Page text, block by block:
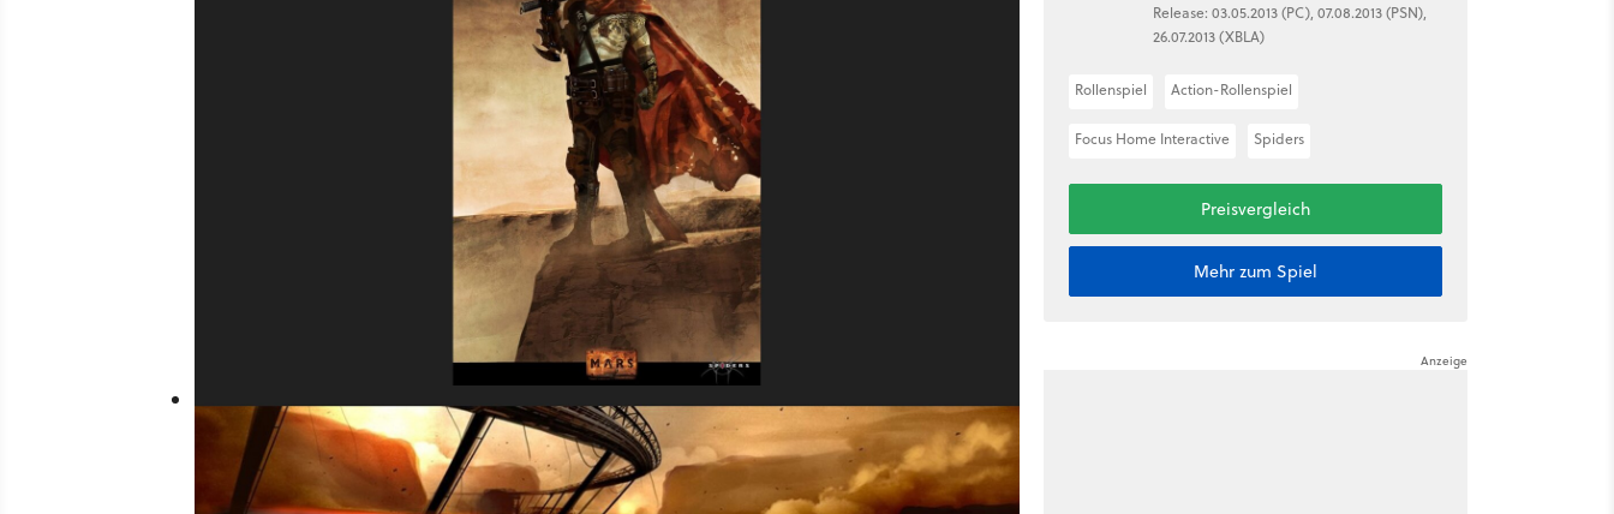
Release: 03.05.2013 (PC), 07.08.2013 (PSN),
26.07.2013 (XBLA)
Rollenspiel Action-Rollenspiel
Focus Home Interactive Spiders
Preisvergleich
Mehr zum Spiel